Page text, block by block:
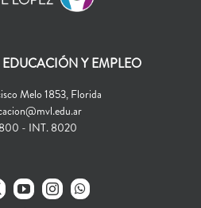
EDUCACIÓN Y EMPLEO
Melo 1853, Florida
- INT. 8020